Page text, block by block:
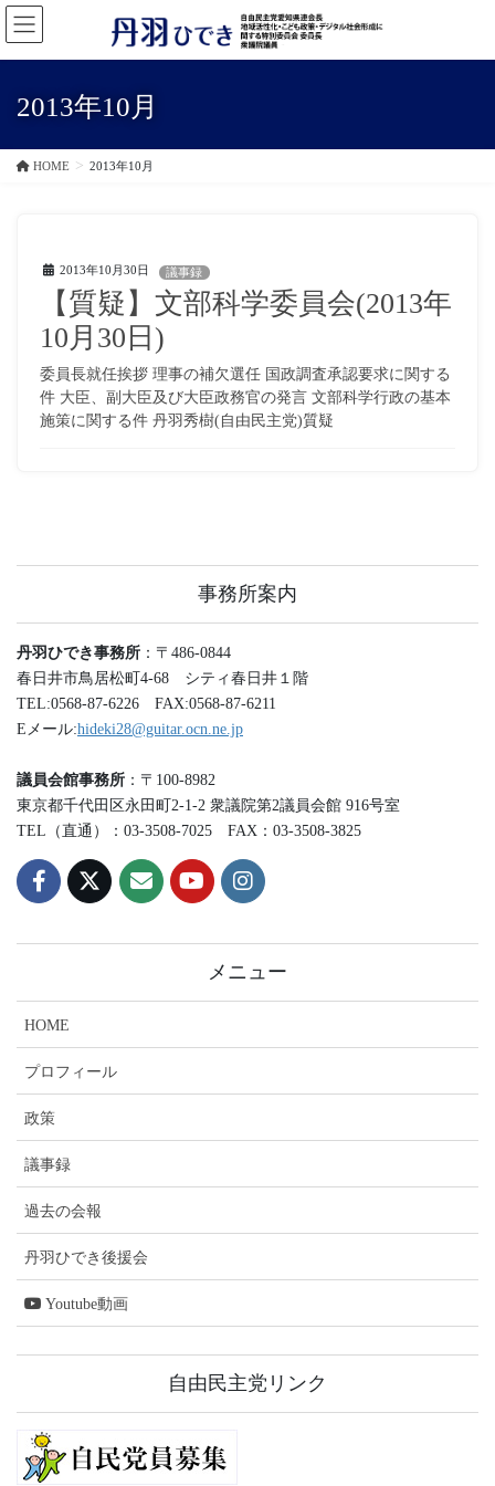
コ
ン
テ
移
ナ
ビ
ゲ
ン
2013年10月
HOME 2013年10月
2013年10月30日 議事録
【質疑】文部科学委員会(2013年
10月30日)
委員長就任挨拶 理事の補欠選任 国政調査承認要求に関する
件 大臣、副大臣及び大臣政務官の発言 文部科学行政の基本
施策に関する件 丹羽秀樹(自由民主党)質疑
事務所案内
丹羽ひでき事務所 ： 〒486-0844
春日井市鳥居松町4-68 シティ春日井１階
TEL:0568-87-6226 FAX:0568-87-6211
Eメール:hideki28@guitar.ocn.ne.jp
議員会館事務所 ：〒100-8982
東京都千代田区永田町2-1-2 衆議院第2議員会館 916号室
TEL（直通）：03-3508-7025 FAX：03-3508-3825
メニュー
HOME
プロフィール
政策
議事録
過去の会報
丹羽ひでき後援会
Youtube動画
自由民主党リンク